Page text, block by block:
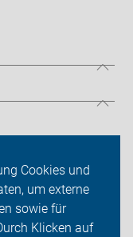
Cookies und
um externe
sowie für
Klicken auf